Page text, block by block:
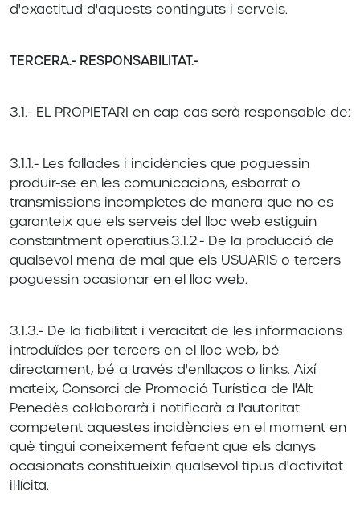
d'exactitud d'aquests continguts i serveis.
TERCERA.- RESPONSABILITAT.-
3.1.- EL PROPIETARI en cap cas serà responsable de:
3.1.1.- Les fallades i incidències que poguessin
produir-se en les comunicacions, esborrat o
transmissions incompletes de manera que no es
garanteix que els serveis del lloc web estiguin
constantment operatius.3.1.2.- De la producció de
qualsevol mena de mal que els USUARIS o tercers
poguessin ocasionar en el lloc web.
3.1.3.- De la fiabilitat i veracitat de les informacions
introduïdes per tercers en el lloc web, bé
directament, bé a través d'enllaços o links. Així
mateix, Consorci de Promoció Turística de l'Alt
Penedès col·laborarà i notificarà a l'autoritat
competent aquestes incidències en el moment en
què tingui coneixement fefaent que els danys
ocasionats constitueixin qualsevol tipus d'activitat
il·lícita.